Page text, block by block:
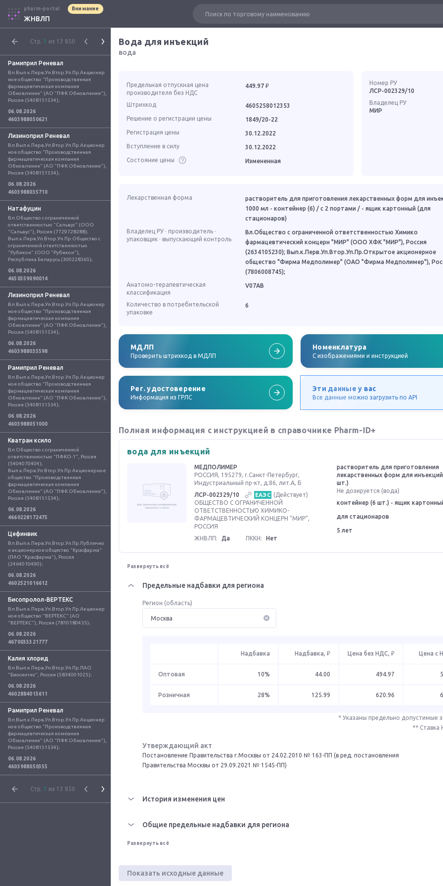
pharm-portal Внимание
ЖНВЛП
Стр. 1 из 13 850
Рамиприл Реневал
Вл.Вып.к.Перв.Уп.Втор.Уп.Пр.Акционер
ное общество "Производственная
фармацевтическая компания
Обновление" (АО "ПФК Обновление"),
Россия (5408151534);
06.08.2026
4603988050621
Лизиноприл Реневал
Вл.Вып.к.Перв.Уп.Втор.Уп.Пр.Акционер
ное общество "Производственная
фармацевтическая компания
Обновление" (АО "ПФК Обновление"),
Россия (5408151534);
06.08.2026
4603988035710
Натафуцин
Вл.Общество с ограниченной
ответственностью "Сальвус" (ООО
"Сальвус"), Россия (7729728288);
Вып.к.Перв.Уп.Втор.Уп.Пр.Общество с
ограниченной ответственностью
"Рубикон" (ООО "Рубикон"),
Республика Беларусь (300228365);
06.08.2026
4650359090014
Лизиноприл Реневал
Вл.Вып.к.Перв.Уп.Втор.Уп.Пр.Акционер
ное общество "Производственная
фармацевтическая компания
Обновление" (АО "ПФК Обновление"),
Россия (5408151534);
06.08.2026
4603988035598
Рамиприл Реневал
Вл.Вып.к.Перв.Уп.Втор.Уп.Пр.Акционер
ное общество "Производственная
фармацевтическая компания
Обновление" (АО "ПФК Обновление"),
Россия (5408151534);
06.08.2026
4603988051000
Кватран ксило
Вл.Общество с ограниченной
ответственностью "ПФКО-1", Россия
(5404070404);
Вып.к.Перв.Уп.Втор.Уп.Пр.Акционерное
общество "Производственная
фармацевтическая компания
Обновление" (АО "ПФК Обновление"),
Россия (5408151534);
06.08.2026
4660228172475
Цефинвик
Вл.Вып.к.Перв.Уп.Втор.Уп.Пр.Публично
е акционерное общество "Красфарма"
(ПАО "Красфарма"), Россия
(2464010490);
06.08.2026
4602521016612
Бисопролол-ВЕРТЕКС
Вл.Вып.к.Перв.Уп.Втор.Уп.Пр.Акционер
ное общество "ВЕРТЕКС" (АО
"ВЕРТЕКС"), Россия (7810180435);
06.08.2026
4670033321777
Калия хлорид
Вл.Вып.к.Перв.Уп.Втор.Уп.Пр.ПАО
"Биосинтез", Россия (5834001025);
06.08.2026
4602884015611
Рамиприл Реневал
Вл.Вып.к.Перв.Уп.Втор.Уп.Пр.Акционер
ное общество "Производственная
фармацевтическая компания
Обновление" (АО "ПФК Обновление"),
Россия (5408151534);
06.08.2026
4603988050355
Стр. 1 из 13 850
Вода для инъекций
вода
Предельная отпускная цена
производителя без НДС
449.97 ₽
Штрихкод
4605258012353
Решение о регистрации цены
1849/20-22
Регистрация цены
30.12.2022
Вступление в силу
30.12.2022
Состояние цены
Измененная
Номер РУ
ЛСР-002329/10
Владелец РУ
МИР
Лекарственная форма
растворитель для приготовления лекарственных форм для
1000 мл - контейнер (6) / с 2 портами / - ящик картонный (для
стационаров)
Владелец РУ · производитель ·
упаковщик · выпускающий контроль
Вл.Общество с ограниченной ответственностью Химико
фармацевтический концерн "МИР" (ООО ХФК "МИР"), Россия
(2634105230); Вып.к.Перв.Уп.Втор.Уп.Пр.Открытое акционерное
общество "Фирма Медполимер" (ОАО "Фирма Медполимер"),
(7806008745);
Анатомо-терапевтическая
классификация
V07AB
Количество в потребительской
упаковке
6
МДЛП
Проверить штрихкод в МДЛП
Номенклатура
C изображениями и инструкцией
Рег. удостоверение
Информация из ГРЛС
Эти данные у вас
Все данные можно загрузить по API
Полная информация с инструкцией в справочнике Pharm-ID+
вода для инъекций
МЕДПОЛИМЕР
РОССИЯ, 195279, г.Санкт-Петербург,
Индустриальный пр-кт, д.86, лит.А, Б
ЛСР-002329/10
ЕАЭС (Действует)
ОБЩЕСТВО С ОГРАНИЧЕННОЙ
ОТВЕТСТВЕННОСТЬЮ ХИМИКО-
ФАРМАЦЕВТИЧЕСКИЙ КОНЦЕРН "МИР",
РОССИЯ
ЖНВЛП:
Да ПККН: Нет
растворитель для приготовления
лекарственных форм для инъекций
шт.)
Не дозируется (вода)
контейнер (6 шт.) - ящик
для стационаров
5 лет
Развернуть всё
Предельные надбавки для региона
Регион (область)
Надбавка Надбавка, ₽ Цена без НДС, ₽ Цена с
Оптовая 10% 44.00 494.97
Розничная 28% 125.99 620.96
* Указаны предельно допустимые
** Ставка
Утверждающий акт
Постановление Правительства г.Москвы от 24.02.2010 № 163-ПП (в ред. постановления
Правительства Москвы от 29.09.2021 № 1545-ПП)
История изменения цен
Общие предельные надбавки для региона
Развернуть всё
Показать исходные данные